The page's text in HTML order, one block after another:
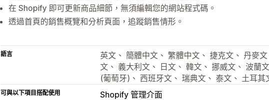
在 Shopify 即可更新商品細節，無須編輯您的網站程式碼。
透過首頁的銷售概覽和分析頁面，追蹤銷售情形。
語言
英文、 簡體中文、 繁體中文、 捷克文、 丹麥
文、 義大利文、 日文、 韓文、 挪威文、 波蘭
(葡萄牙)、 西班牙文、 瑞典文、 泰文、 土耳其
可與以下項目搭配使用 Shopify 管理介面